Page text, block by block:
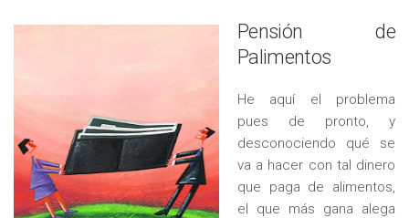
Pensión de
Palimentos
He aquí el problema
pues de pronto, y
desconociendo qué se
va a hacer con tal dinero
que paga de alimentos,
el que más gana alega